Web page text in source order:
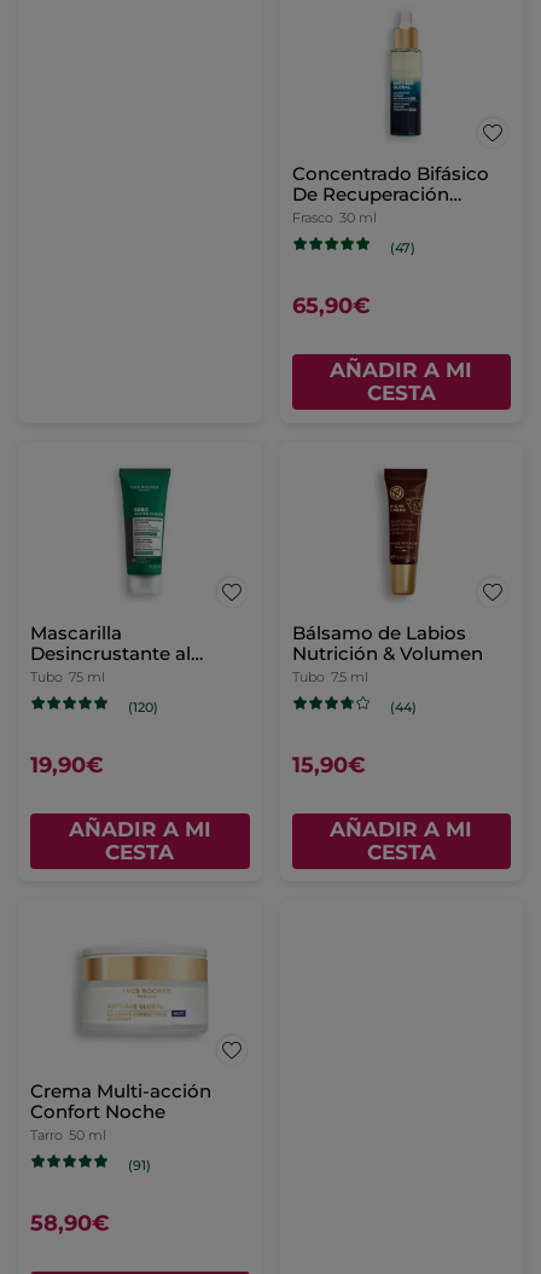
Concentrado Bifásico
De Recuperación
Nocturna
Frasco 30 ml
(47)
65,90€
AÑADIR A MI
CESTA
Mascarilla
Desincrustante al
Carbón 75 ml
Tubo 75 ml
(120)
19,90€
AÑADIR A MI
CESTA
Bálsamo de Labios
Nutrición & Volumen
Tubo 7.5 ml
(44)
15,90€
AÑADIR A MI
CESTA
Crema Multi-acción
Confort Noche
Tarro 50 ml
(91)
58,90€